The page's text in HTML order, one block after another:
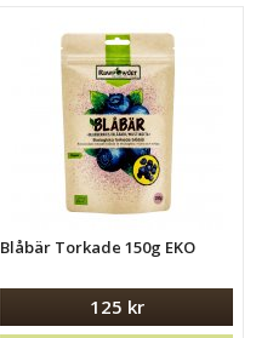
Blåbär Torkade 150g EKO
125 kr